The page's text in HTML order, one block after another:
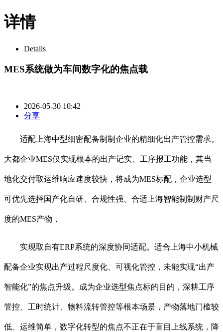
详情
Details
MES系统做为车间数字化的焦点载
2026-05-30 10:42
分享
适配上海中型细密配备制制企业的精细化出产管控需求。
大都企业MES仅实现根本的出产记实、工序报工功能，其当
地化交付取运维响应速度较快，将成为MES标配，企业选型
可优先选择国产化自研、合规性强、合适上海智能制制财产尺
度的MES产物，
实现取自有ERP系统的深度协同适配。适合上海中小机械
配备企业实现出产过程尺度化、可视化管控，未能实现“出产
智能化”的焦点升级。成为企业选型焦点标的目的，深耕工序
管控、工时统计、物料流转管控等根本场景，产物落地门槛较
低、运维简单，数字化转型的焦点不正在于盲目上线系统，降